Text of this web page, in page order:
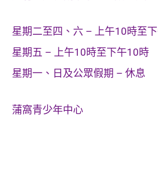
星期二至四、六 – 上午10時至
星期五 – 上午10時至下午10時
星期一、日及公眾假期 – 休息
蒲窩青少年中心